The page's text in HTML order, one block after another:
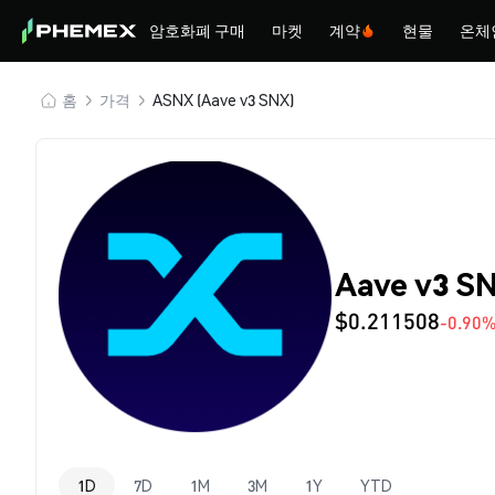
암호화폐 구매 마켓 계약 현물 온체
홈 가격 ASNX (Aave v3 SNX)
Aave v3
$0.211508-0.90%
1D 7D 1M 3M 1Y YTD